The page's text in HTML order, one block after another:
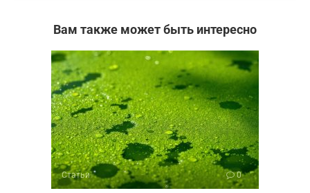
Вам также может быть интересно
Статьи 0